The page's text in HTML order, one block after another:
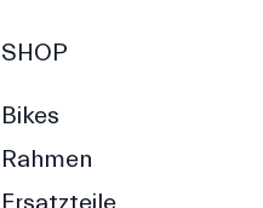
SHOP
Bikes
Rahmen